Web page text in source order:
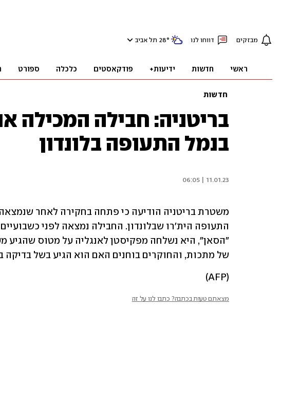
מבזקים דווחו לנו 28° תל אביב
ראשי חדשות ידיעות+ פודקאסטים כלכלה ספורט
חדשות
בריטניה: חבילה המכילה
בנמל התעופה בלונדון
11.01.23 | 06:05
של מתכות, והחוקרים בוחנים האם הוא הגיע בשל בדיקה
(AFP)
מצאתם טעות בכתבה? כתבו לנו על זה